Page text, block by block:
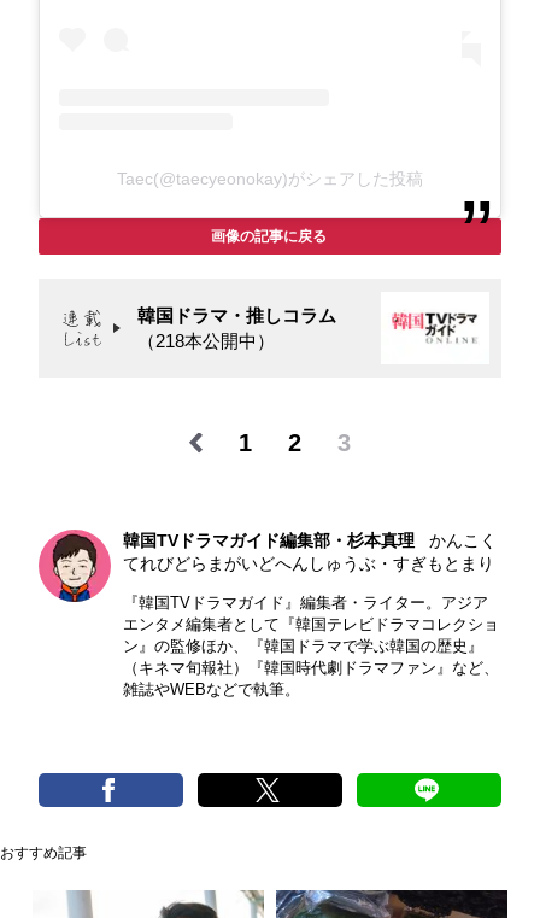
Taec(@taecyeonokay)がシェアした投稿
画像の記事に戻る
韓国ドラマ・推しコラム
（218本公開中）
1 2 3
韓国TVドラマガイド編集部・杉本真理
かんこく
てれびどらまがいどへんしゅうぶ・すぎもとまり
『韓国TVドラマガイド』編集者・ライター。アジア
エンタメ編集者として『韓国テレビドラマコレクショ
ン』の監修ほか、『韓国ドラマで学ぶ韓国の歴史』
（キネマ旬報社）『韓国時代劇ドラマファン』など、
雑誌やWEBなどで執筆。
おすすめ記事